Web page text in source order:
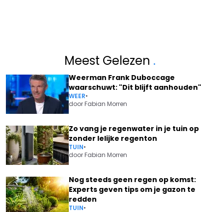
Meest Gelezen .
Weerman Frank Duboccage
waarschuwt: "Dit blijft aanhouden"
WEER•
doorFabian Morren
Zo vang je regenwater in je tuin op
zonder lelijke regenton
TUIN•
doorFabian Morren
Nog steeds geen regen op komst:
Experts geven tips om je gazon te
redden
TUIN•